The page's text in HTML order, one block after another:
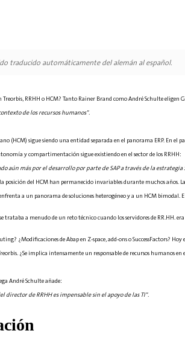
traducido automáticamente del alemán al español.
Treorbis, RRHH o HCM? Tanto Rainer Brand como André Schulte eligen
de los recursos humanos".
(HCM) sigue siendo una entidad separada en el panorama ERP. En el
y compartimentación sigue existiendo en el sector de los RRHH:
aún más por el desarrollo por parte de SAP a través de la estrategia
posición del HCM han permanecido invariables durante muchos años.
enfrenta a un panorama de soluciones heterogéneo y a un HCM
trataba a menudo de un reto técnico cuando los servidores de RR.HH.
¿Modificaciones de Abap en Z-space, add-ons o SuccessFactors?
¿Se implica intensamente un responsable de recursos humanos
André Schulte añade:
director de RRHH es impensable sin el apoyo de las TI".